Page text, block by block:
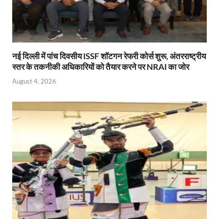
नई दिल्ली में पांच दिवसीय ISSF शॉटगन रेफरी कोर्स शुरू, अंतरराष्ट्रीय
स्तर के तकनीकी अधिकारियों को तैयार करने पर NRAI का जोर
August 4, 2026